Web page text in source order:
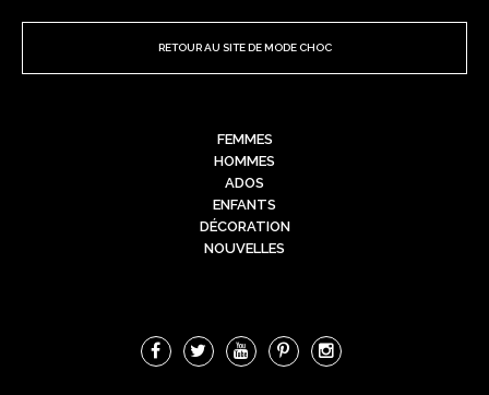
RETOUR AU SITE DE MODE CHOC
FEMMES
HOMMES
ADOS
ENFANTS
DÉCORATION
NOUVELLES